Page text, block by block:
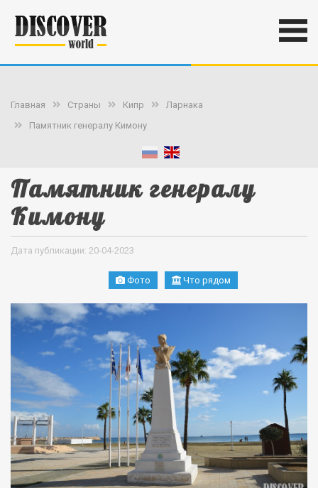
Главная Страны Кипр
Ларнака
Памятник генералу Кимону
Памятник генералу
Кимону
Дата публикации: 20-04-2023
Фото Что рядом